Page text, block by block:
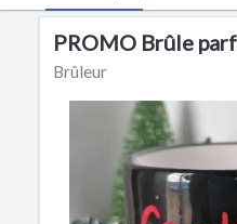
PROMO Brûle
Brûleur